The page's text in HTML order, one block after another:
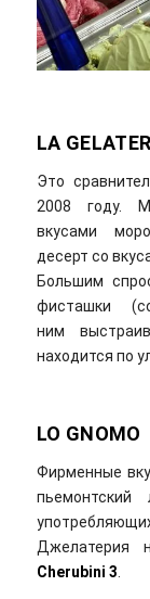
LA
Это
2008 году.
вкусами
десерт со
Большим
фисташки
ним
находится по
LO GNOMO
Фирменные
Джелатерия
Cherubini 3